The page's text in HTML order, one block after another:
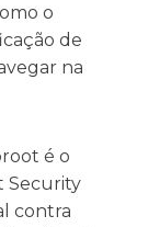
o
de
na
é o
Security
contra